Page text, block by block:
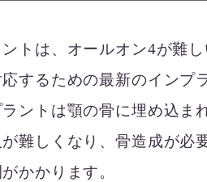
トは、オールオン4が難
するための最新のインプ
ントは顎の骨に埋め込ま
難しくなり、骨造成が必
かかります。